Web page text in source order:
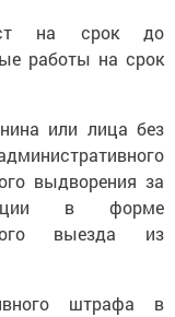
на срок до
работы на срок
или лица без
выдворения за
в форме
выезда из
штрафа в